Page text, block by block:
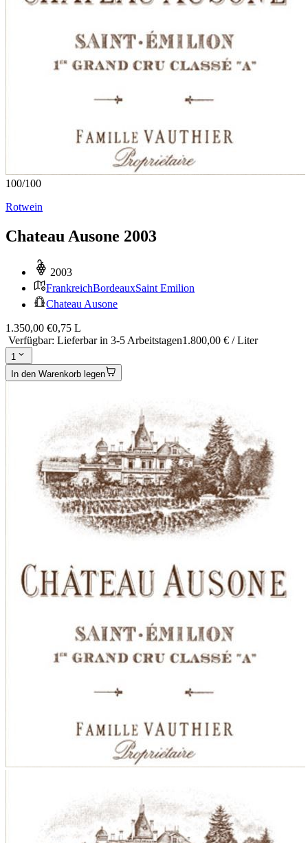
100/100
Rotwein
Chateau Ausone 2003
2003
FrankreichBordeauxSaint Emilion
Chateau Ausone
1.350,00 €0,75 L
Verfügbar: Lieferbar in 3-5 Arbeitstagen1.800,00 € / Liter
1
In den Warenkorb legen